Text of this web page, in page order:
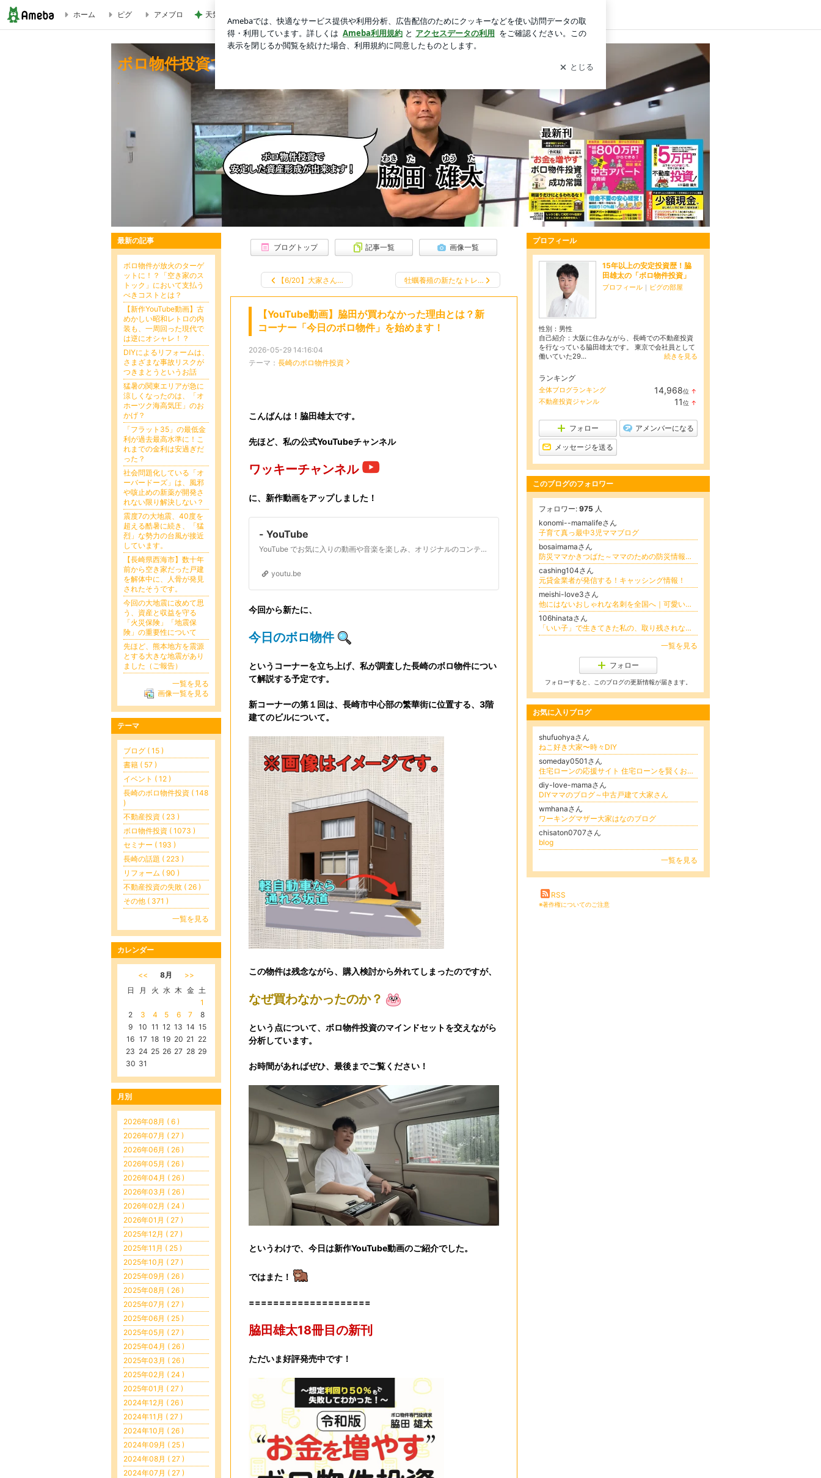
【YouTube動画】脇田が買わなかった理由とは？新コーナー「今日のボロ物件」を始めます！ | ボロ物件投資で安定的に稼ぐ！【脇田雄太】のブログ
ホーム ピグ アメブロ 天気が良い日に寝室の大物洗濯 ログイン
ボロ物件投資で安定的に稼ぐ！【脇田雄太】のブログ
.
ブログトップ 記事一覧 画像一覧
【6/20】大家さん… 牡蠣養殖の新たなトレ…
【YouTube動画】脇田が買わなかった理由とは？新
コーナー「今日のボロ物件」を始めます！
2026-05-29 14:16:04
テーマ： 長崎のボロ物件投資
こんばんは！脇田雄太です。
先ほど、私の公式YouTubeチャンネル
ワッキーチャンネル
に、新作動画をアップしました！
- YouTube
YouTube でお気に入りの動画や音楽を楽しみ、オリジナルのコンテンツをアップロードして友だちや家族、世界中の人たちと共有しましょう。
youtu.be
今回から新たに、
今日のボロ物件
というコーナーを立ち上げ、私が調査した長崎のボロ物件につい
て解説する予定です。
新コーナーの第１回は、長崎市中心部の繁華街に位置する、3階
建てのビルについて。
この物件は残念ながら、購入検討から外れてしまったのですが、
なぜ買わなかったのか？
という点について、ボロ物件投資のマインドセットを交えながら
分析しています。
お時間があればぜひ、最後までご覧ください！
というわけで、今日は新作YouTube動画のご紹介でした。
ではまた！
====================
脇田雄太18冊目の新刊
ただいま好評発売中です！
プロフィール
15年以上の安定投資歴！脇
田雄太の「ボロ物件投資」
プロフィール ｜ ピグの部屋
性別： 男性
自己紹介：大阪に住みながら、長崎での不動産投資
を行なっている脇田雄太です。 東京で会社員として
働いていた29...
続きを見る
ランキング
全体ブログランキング 14,968位 ↑
ン
不動産投資ジャンル 11位 ↑
フォロー アメンバーになる
メッセージを送る
このブログのフォロワー
フォロワー: 975 人
konomi--mamalifeさん
子育て真っ最中3児ママブログ
bosaimamaさん
防災ママかきつばた～ママのための防災情報発信～
cashing104さん
元貸金業者が発信する！キャッシング情報！
meishi-love3さん
他にはないおしゃれな名刺を全国へ｜可愛い・かっこいいデザイン名刺専門店
106hinataさん
「いい子」で生きてきた私の、取り残されない人生｜ひなた
一覧を見る
フォロー
フォローすると、このブログの更新情報が届きます。
お気に入りブログ
shufuohyaさん
ねこ好き大家〜時々DIY
someday0501さん
住宅ローンの応援サイト 住宅ローンを賢くおトクに借りましょう‼️ メガバンク元銀行員による住宅ローンの強化書
diy-love-mamaさん
DIYママのブログ～中古戸建て大家さん
wmhanaさん
ワーキングマザー大家はなのブログ
chisaton0707さん
blog
一覧を見る
RSS
※著作権についてのご注意
最新の記事
ボロ物件が放火のターゲ
ットに！？「空き家のス
トック」において支払う
べきコストとは？
【新作YouTube動画】古
めかしい昭和レトロの内
装も、一周回った現代で
は逆にオシャレ！？
DIYによるリフォームは、
さまざまな事故リスクが
つきまとうというお話
猛暑の関東エリアが急に
涼しくなったのは、「オ
ホーツク海高気圧」のお
かげ？
「フラット35」の最低金
利が過去最高水準に！こ
れまでの金利は安過ぎだ
った？
社会問題化している「オ
ーバードーズ」は、風邪
や咳止めの新薬が開発さ
れない限り解決しない？
震度7の大地震、40度を
超える酷暑に続き、「猛
烈」な勢力の台風が接近
しています。
【長崎県西海市】数十年
前から空き家だった戸建
を解体中に、人骨が発見
されたそうです。
今回の大地震に改めて思
う、資産と収益を守る
「火災保険」「地震保
険」の重要性について
先ほど、熊本地方を震源
とする大きな地震があり
ました（ご報告）
一覧を見る
画像一覧を見る
テーマ
ブログ ( 15 )
書籍 ( 57 )
イベント ( 12 )
長崎のボロ物件投資 ( 148
)
不動産投資 ( 23 )
ボロ物件投資 ( 1073 )
セミナー ( 193 )
長崎の話題 ( 223 )
リフォーム ( 90 )
不動産投資の失敗 ( 26 )
その他 ( 371 )
一覧を見る
カレンダー
<< 8月
>>
日
月 火 水 木 金 土
1
2
3 4 5 6 7
8
9
10 11 12 13 14 15
16 17 18 19 20 21 22
23 24 25 26 27 28 29
30 31
月別
2026年08月 ( 6 )
2026年07月 ( 27 )
2026年06月 ( 26 )
2026年05月 ( 26 )
2026年04月 ( 26 )
2026年03月 ( 26 )
2026年02月 ( 24 )
2026年01月 ( 27 )
2025年12月 ( 27 )
2025年11月 ( 25 )
2025年10月 ( 27 )
2025年09月 ( 26 )
2025年08月 ( 26 )
2025年07月 ( 27 )
2025年06月 ( 25 )
2025年05月 ( 27 )
2025年04月 ( 26 )
2025年03月 ( 26 )
2025年02月 ( 24 )
2025年01月 ( 27 )
2024年12月 ( 26 )
2024年11月 ( 27 )
2024年10月 ( 26 )
2024年09月 ( 25 )
2024年08月 ( 27 )
2024年07月 ( 27 )